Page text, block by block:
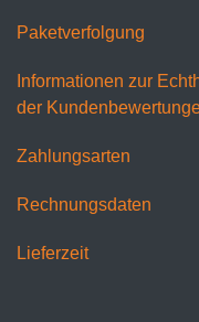
Paketverfolgung
Informationen zur
der
Zahlungsarten
Rechnungsdaten
Lieferzeit